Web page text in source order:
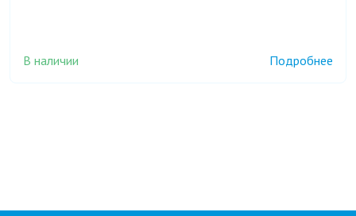
В наличии Подробнее